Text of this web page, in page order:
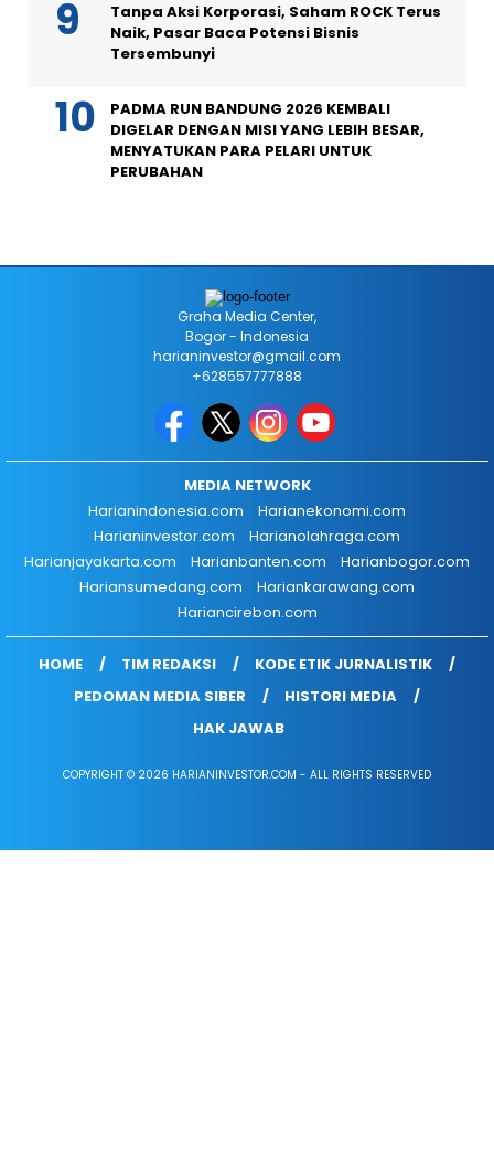
Tanpa Aksi Korporasi, Saham ROCK Terus
Naik, Pasar Baca Potensi Bisnis
Tersembunyi
PADMA RUN BANDUNG 2026 KEMBALI
DIGELAR DENGAN MISI YANG LEBIH BESAR,
MENYATUKAN PARA PELARI UNTUK
PERUBAHAN
Graha Media Center,
Bogor - Indonesia
harianinvestor@gmail.com
+628557777888
MEDIA NETWORK
Harianindonesia.com
Harianekonomi.com
Harianinvestor.com
Harianolahraga.com
Harianjayakarta.com
Harianbanten.com
Harianbogor.com
Hariansumedang.com
Hariankarawang.com
Hariancirebon.com
HOME TIM REDAKSI
KODE ETIK JURNALISTIK
PEDOMAN MEDIA SIBER
HISTORI MEDIA
HAK JAWAB
COPYRIGHT © 2026 HARIANINVESTOR.COM - ALL RIGHTS RESERVED